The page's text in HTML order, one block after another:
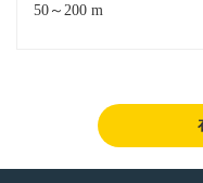
50～200 m